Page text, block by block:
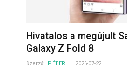
Hivatalos a megújult
Galaxy Z Fold 8
Szerző: PÉTER 2026-07-22